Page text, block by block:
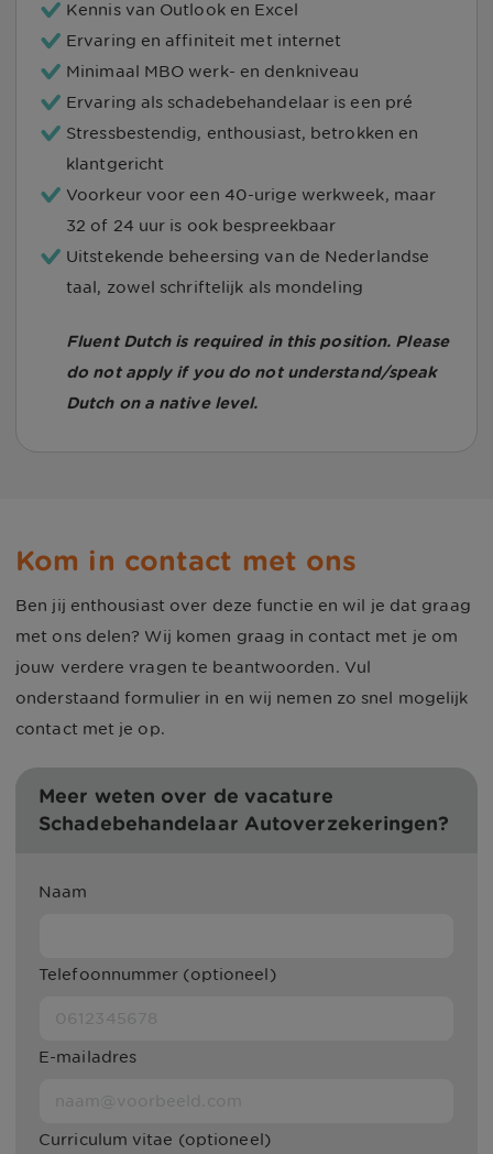
Kennis van Outlook en Excel
Ervaring en affiniteit met internet
Minimaal MBO werk- en denkniveau
Ervaring als schadebehandelaar is een pré
Stressbestendig, enthousiast, betrokken en
klantgericht
Voorkeur voor een 40-urige werkweek, maar
32 of 24 uur is ook bespreekbaar
Uitstekende beheersing van de Nederlandse
taal, zowel schriftelijk als mondeling
Fluent Dutch is required in this position. Please
do not apply if you do not understand/speak
Dutch on a native level.
Kom in contact met ons
Ben jij enthousiast over deze functie en wil je dat graag
met ons delen? Wij komen graag in contact met je om
jouw verdere vragen te beantwoorden. Vul
onderstaand formulier in en wij nemen zo snel mogelijk
contact met je op.
Meer weten over de vacature
Schadebehandelaar Autoverzekeringen?
Naam
Telefoonnummer (optioneel)
E-mailadres
Curriculum vitae (optioneel)